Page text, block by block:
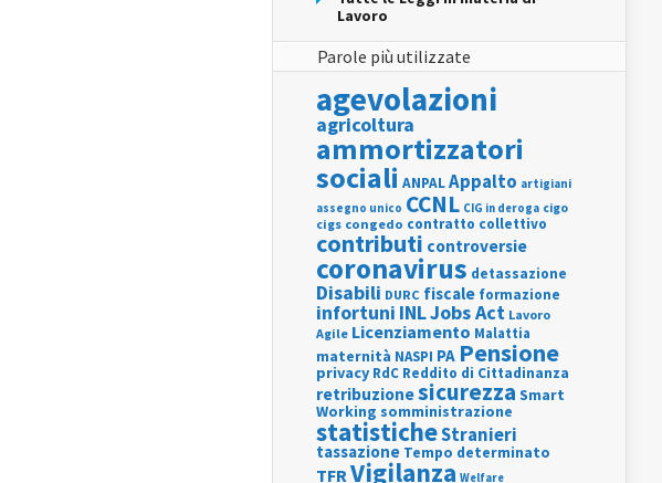
Lavoro
Parole più utilizzate
agevolazioni
agricoltura
ammortizzatori
sociali ANPALAppalto artigiani
assegno unico CCNL CIG in deroga cigo
cigs congedo contratto collettivo
contributi controversie
coronavirus detassazione
Disabili DURC fiscale formazione
infortuni INLJobs Act Lavoro
Agile Licenziamento Malattia
maternità NASPI PA Pensione
privacy RdC Reddito di Cittadinanza
retribuzionesicurezza Smart
Working somministrazione
statisticheStranieri
tassazione Tempo determinato
TFRVigilanza Welfare